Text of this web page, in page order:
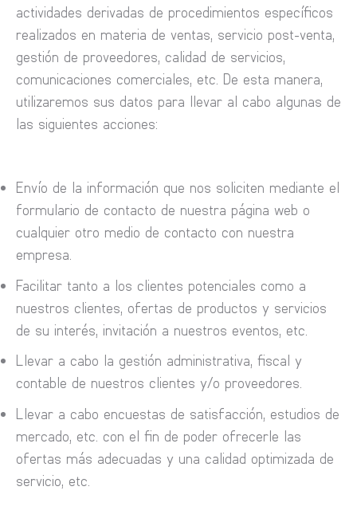
actividades derivadas de procedimientos específicos
realizados en materia de ventas, servicio post-venta,
gestión de proveedores, calidad de servicios,
comunicaciones comerciales, etc. De esta manera,
utilizaremos sus datos para llevar al cabo algunas de
las siguientes acciones:
Envío de la información que nos soliciten mediante el
formulario de contacto de nuestra página web o
cualquier otro medio de contacto con nuestra
empresa.
Facilitar tanto a los clientes potenciales como a
nuestros clientes, ofertas de productos y servicios
de su interés, invitación a nuestros eventos, etc.
Llevar a cabo la gestión administrativa, fiscal y
contable de nuestros clientes y/o proveedores.
Llevar a cabo encuestas de satisfacción, estudios de
mercado, etc. con el fin de poder ofrecerle las
ofertas más adecuadas y una calidad optimizada de
servicio, etc.